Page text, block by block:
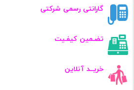
گارانتی رسمی شرکتی
تضـمین کیفـیت
خریــد آنلاین